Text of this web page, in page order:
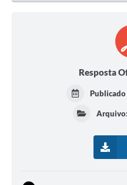
Resposta
Publicado
Arquivo: